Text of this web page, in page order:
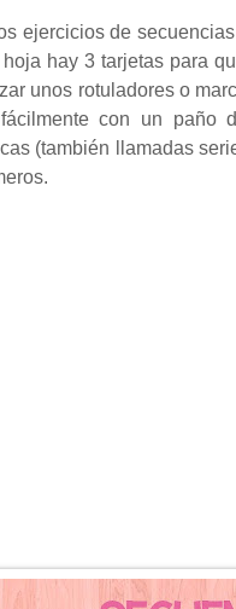
ejercicios de
hay 3 tarjetas para
unos rotuladores o
con un paño
(también llamadas